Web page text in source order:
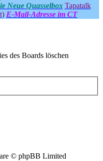
Neue Quasselbox Tapatalk
E-Mail-Adresse im CT
des Boards löschen
© phpBB Limited